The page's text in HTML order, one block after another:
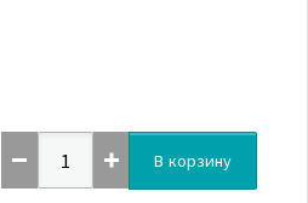
В корзину